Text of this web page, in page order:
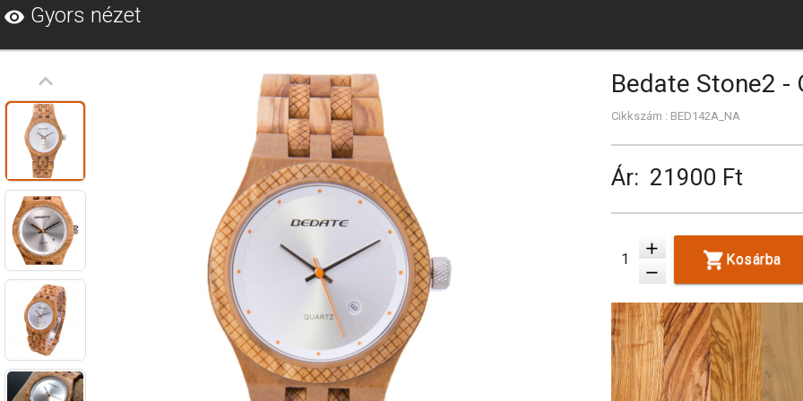
visibility Gyors nézet
Bedate Stone2 -
Cikkszám : BED142A_NA
Ár: 21900 Ft
add
remove
Kosárba